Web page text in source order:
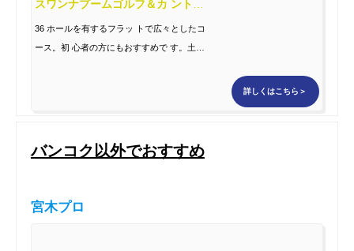
36 ホールを有するフラッ トで広々としたコ
ース。初 心者の方にもおすすめで す。土日
詳しくはこちら＞
バンコク以外でおすすめ
宮木プロ